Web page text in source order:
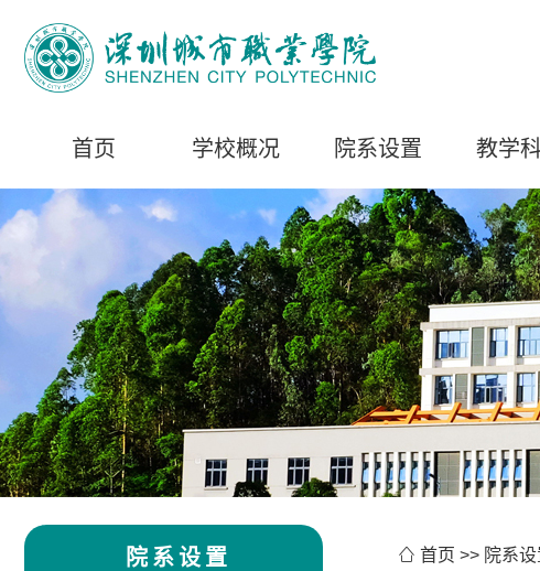
首页 学校概况 院系设置 教学
院系设置  首页 >> 院系设